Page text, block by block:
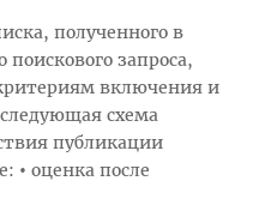
полученного в
запроса,
включения и
схема
публикации
• оценка после